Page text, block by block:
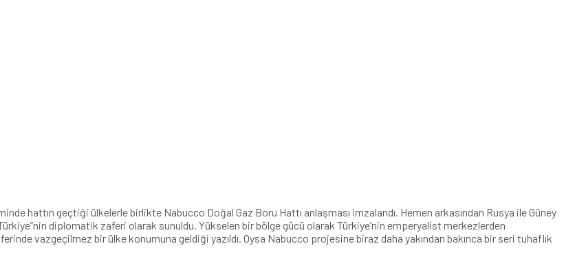
hattın geçtiği ülkelerle birlikte Nabucco Doğal Gaz Boru Hattı anlaşması imzalandı. Hemen arkasından Rusya ile Güney
diplomatik zaferi olarak sunuldu. Yükselen bir bölge gücü olarak Türkiye’nin emperyalist merkezlerden
vazgeçilmez bir ülke konumuna geldiği yazıldı. Oysa Nabucco projesine biraz daha yakından bakınca bir seri tuhaflık